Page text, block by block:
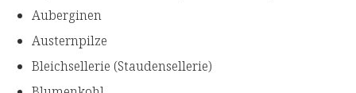
Auberginen
Austernpilze
Bleichsellerie (Staudensellerie)